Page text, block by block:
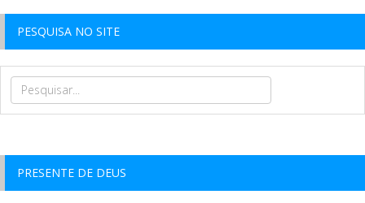
PESQUISA NO SITE
PRESENTE DE DEUS